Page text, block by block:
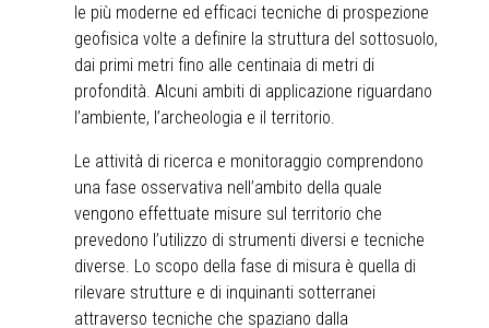
le più moderne ed efficaci tecniche di prospezione
geofisica volte a definire la struttura del sottosuolo,
dai primi metri fino alle centinaia di metri di
profondità. Alcuni ambiti di applicazione riguardano
l’ambiente, l’archeologia e il territorio.
Le attività di ricerca e monitoraggio comprendono
una fase osservativa nell’ambito della quale
vengono effettuate misure sul territorio che
prevedono l’utilizzo di strumenti diversi e tecniche
diverse. Lo scopo della fase di misura è quella di
rilevare strutture e di inquinanti sotterranei
attraverso tecniche che spaziano dalla